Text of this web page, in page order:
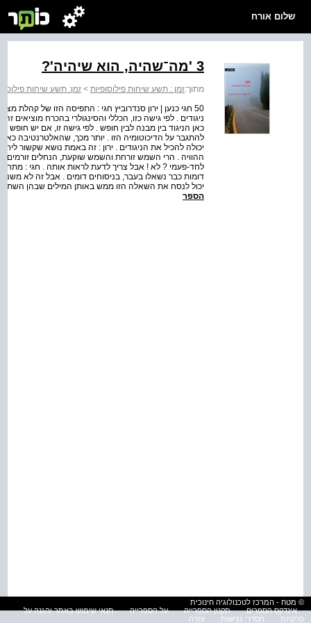
שלום אורח
3 'מה־שהיה, הוא שיהיה'?
מתוך:זמן : תשע שיחות פילוסופיות > זמן: תשע שיחות
50 חגי כנען | ירון סנדרוביץ חגי : התפיסה הזו של קהלת
ניגודים . לפי גישה כזו, הכללי והסינגולרי בהכרח מוציאים
כאן הניגוד בין מבנה לבין חופש . לפי גישה זו, אם יש חופש
להתגבר על הדיכוטומיה הזו . יותר מכך, שהאלטרנטיבה כאן
יכולה להכיל את הניגודים . ירון : זה באמת נושא שקשור
ההוויה . הרי השמש זורחת והשמש שוקעת, הנחלים זורמים
לחד-פעמי ? לא ! אבל צריך לדעת לראות אותה . חגי :
דומות כבר נשאלו בעבר, בניסוחים דומים . אבל זה לא
יכול לנסח את השאלה הזו ממש באותן המילים שבהן
הספר
© מטח - המרכז לטכנולוגיה חינוכית
אינדקס הספרים
תקנון הספרייה על הספרייה
תנאי שימוש באתר והגנה על
פרטיות
הסדרי נגישות עזרה